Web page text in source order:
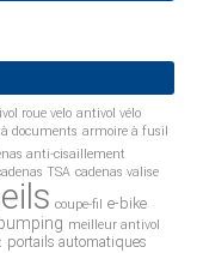
roue velo antivol vélo
documents armoire à fusil
anti-cisaillement
TSA cadenas valise
coupe-fil
e-bike
meilleur antivol
portails automatiques